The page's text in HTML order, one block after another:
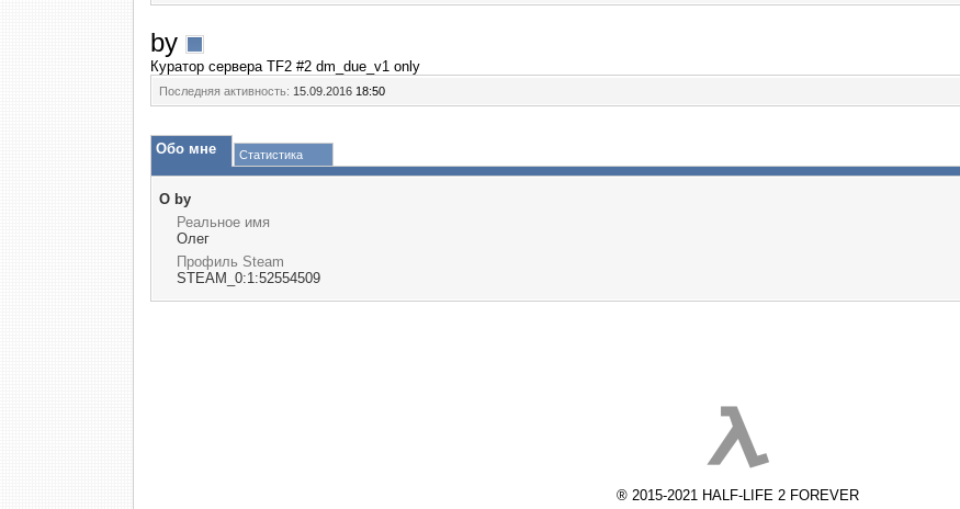
by
Куратор сервера TF2 #2 dm_due_v1 only
Последняя активность: 15.09.2016 18:50
Обо мне Статистика
О by
Реальное имя
Олег
Профиль Steam
STEAM_0:1:52554509
® 2015-2021 HALF-LIFE 2 FOREVER